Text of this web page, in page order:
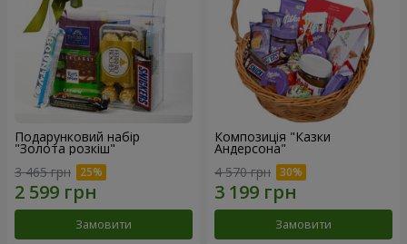
Подарунковий набір
"Золота розкіш"
3 465 грн
Замовити
Композиція "Казки
Андерсона"
4 570 грн
Замовити